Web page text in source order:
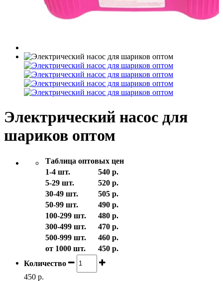
Электрический насос для
шариков оптом
Таблица оптовых цен
1-4 шт.
540 р.
5-29 шт.
520 р.
30-49 шт.
505 р.
50-99 шт.
490 р.
100-299 шт.
480 р.
300-499 шт.
470 р.
500-999 шт.
460 р.
от 1000 шт.
450 р.
Количество
450 р.